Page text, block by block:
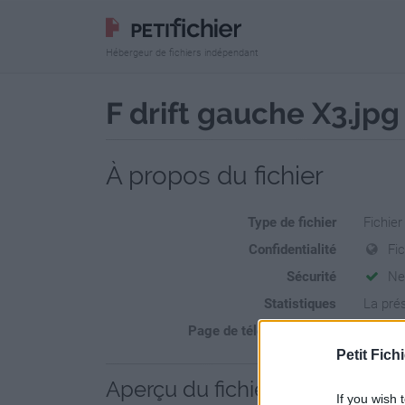
Petit
If you wish
Hébergeur de fichiers indépendant
F drift gauche X3.jpg
À propos du fichier
Type de fichier
Confidentialité
Sécurité
Statistiques
La
Page de téléchargement
Aperçu du fichier